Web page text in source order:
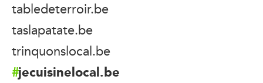
tabledeterroir.be
taslapatate.be
trinquonslocal.be
jecuisinelocal.be